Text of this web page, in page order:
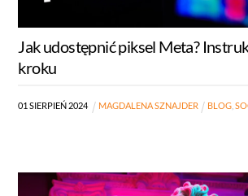
Jak udostępnić piksel Meta?
kroku
01 SIERPIEŃ 2024 MAGDALENA SZNAJDER BLOG,